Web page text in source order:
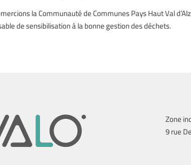
la Communauté de Communes Pays Haut Val
de sensibilisation à la bonne gestion des déchets.
Zone
9 rue